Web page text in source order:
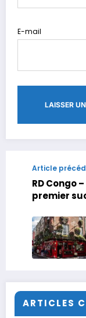
E-mail
Article
RD Congo
premier
ARTICLES